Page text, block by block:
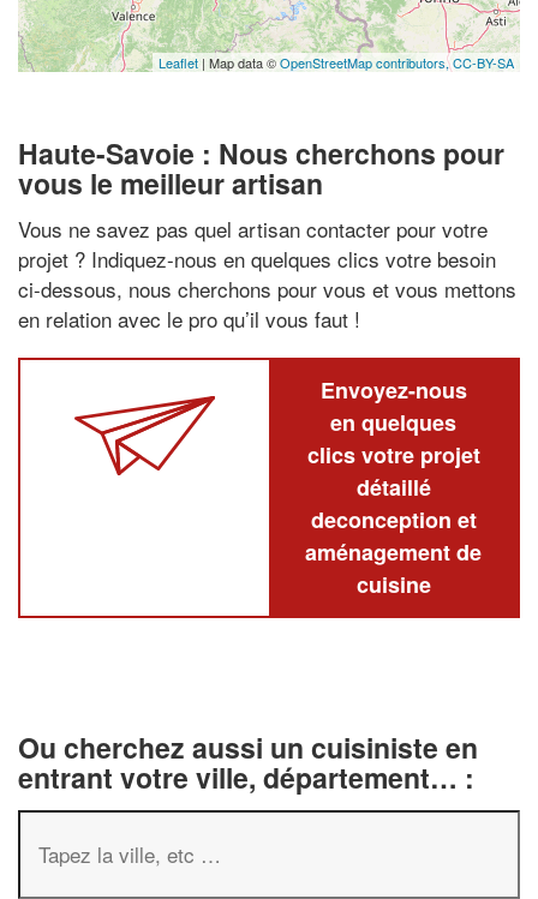
Leaflet | Map data ©OpenStreetMap contributors,CC-BY-SA
Haute-Savoie : Nous cherchons pour
vous le meilleur artisan
Vous ne savez pas quel artisan contacter pour votre
projet ? Indiquez-nous en quelques clics votre besoin
ci-dessous, nous cherchons pour vous et vous mettons
en relation avec le pro qu’il vous faut !
Envoyez-nous
en quelques
clics votre projet
détaillé
deconception et
aménagement de
cuisine
Ou cherchez aussi un cuisiniste en
entrant votre ville, département… :